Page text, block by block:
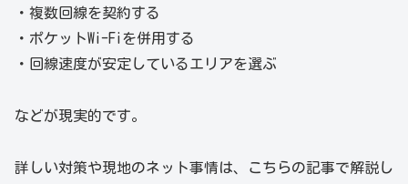
・複数回線を契約する
・ポケットWi-Fiを併用する
・回線速度が安定しているエリアを選ぶ
などが現実的です。
詳しい対策や現地のネット事情は、こちらの記事で解説し